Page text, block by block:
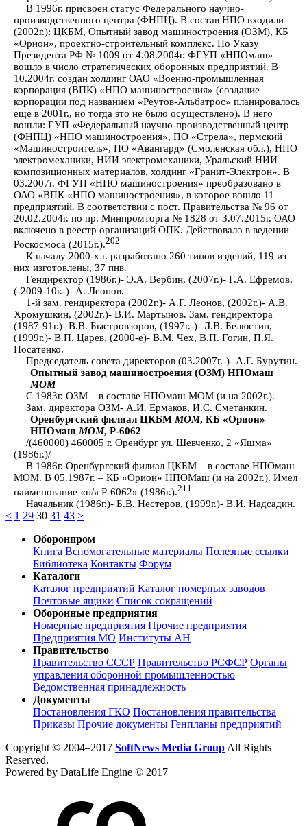
В 1996г. присвоен статус Федерального научно-
производственного центра (ФНПЦ). В состав НПО входили
(2002г.): ЦКБМ, Опытный завод машиностроения (ОЗМ), КБ
«Орион», проектно-строительный комплекс. По Указу
Президента РФ № 1009 от 4.08.2004г. ФГУП «НПОмаш»
вошло в число стратегических оборонных предприятий. В
10.2004г. создан холдинг ОАО «Военно-промышленная
корпорация (ВПК) «НПО машиностроения» (создание
корпорации под названием «Реутов-Альбатрос» планировалось
еще в 2001г., но тогда это не было осуществлено). В него
вошли: ГУП «Федеральный научно-производственный центр
(ФНПЦ) «НПО машиностроения», ПО «Стрела», пермский
«Машиностроитель», ПО «Авангард» (Смоленская обл.), НПО
электромеханики, НИИ электромеханики, Уральский НИИ
композиционных материалов, холдинг «Гранит-Электрон». В
03.2007г. ФГУП «НПО машиностроения» преобразовано в
ОАО «ВПК «НПО машиностроения», в которое вошло 11
предприятий. В соответствии с пост. Правительства № 96 от
20.02.2004г. по пр. Минпромторга № 1828 от 3.07.2015г. ОАО
включено в реестр организаций ОПК. Действовало в ведении
Роскосмоса (2015г.).202
К началу 2000-х г. разработано 260 типов изделий, 119 из
них изготовлены, 37 пнв.
Гендиректор (1986г.)- Э.А. Вербин, (2007г.)- Г.А. Ефремов,
(-2009-10г.-)- А. Леонов.
1-й зам. гендиректора (2002г.)- А.Г. Леонов, (2002г.)- А.В.
Хромушкин, (2002г.)- В.И. Мартынов. Зам. гендиректора
(1987-91г.)- В.В. Быстровзоров, (1997г.-)- Л.В. Белюстин,
(1999г.)- В.П. Царев, (2000-е)- В.М. Чех, В.П. Гогин, П.Я.
Носатенко.
Председатель совета директоров (03.2007г.-)- А.Г. Бурутин.
Опытный завод машиностроения (ОЗМ) НПОмаш
МОМ
С 1983г. ОЗМ – в составе НПОмаш МОМ (и на 2002г.).
Зам. директора ОЗМ- А.И. Ермаков, И.С. Сметанкин.
Оренбургский филиал ЦКБМ МОМ, КБ «Орион»
НПОмаш МОМ, Р-6062
/(460000) 460005 г. Оренбург ул. Шевченко, 2 «Яшма»
(1986г.)/
В 1986г. Оренбургский филиал ЦКБМ – в составе НПОмаш
МОМ. В 05.1987г. – КБ «Орион» НПОМаш (и на 2002г.). Имел
наименование «п/я Р-6062» (1986г.).211
Начальник (1986г.)- Б.В. Нестеров, (1999г.)- В.И. Надсадин.
< 1 29 30 31 43 >
Оборонпром
Книга Вспомогательные материалы Полезные ссылки
Библиотека Контакты Форум
Каталоги
Каталог предприятий Каталог номерных заводов
Почтовые ящики Список сокращений
Оборонные предприятия
Номерные предприятия Прочие предприятия
Предприятия МО Институты АН
Правительство
Правительство СССР Правительство РСФСР Органы
управления оборонной промышленностью
Ведомственная принадлежность
Документы
Постановления ГКО Постановления правительства
Приказы Прочие документы Генпланы предприятий
Copyright © 2004–2017 SoftNews Media Group All Rights
Reserved.
Powered by DataLife Engine © 2017